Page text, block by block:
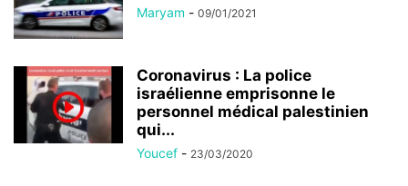
Maryam - 09/01/2021
Coronavirus : La police
israélienne emprisonne le
personnel médical palestinien
qui...
Youcef - 23/03/2020